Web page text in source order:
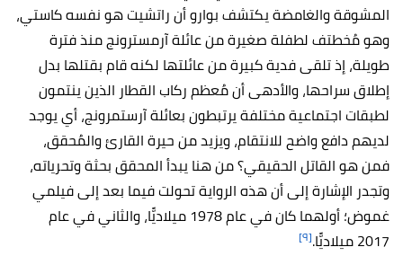
المشوقة والغامضة يكتشف بوارو أن راتشيت هو نفسه كاستي،
وهو مُخطتف لطفلة صغيرة من عائلة آرمسترونج منذ فترة
طويلة، إذ تلقى فدية كبيرة من عائلتها لكنه قام بقتلها بدل
إطلاق سراحها، والأدهى أن مُعظم ركاب القطار الذين ينتمون
لطبقات اجتماعية مختلفة يرتبطون بعائلة آرستمرونج، أي يوجد
لديهم دافع واضح للانتقام، ويزيد من حيرة القارئ والمُحقق،
فمن هو القاتل الحقيقي؟ من هنا يبدأ المحقق بحثة وتحرياته،
وتجدر الإشارة إلى أن هذه الرواية تحولت فيما بعد إلى فيلمي
غموض؛ أولهما كان في عام 1978 ميلاديًّا، والثاني في عام
2017 ميلاديًّا.
[٩]